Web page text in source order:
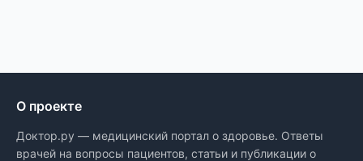
О проекте
Доктор.ру — медицинский портал о здоровье. Ответы
врачей на вопросы пациентов, статьи и публикации о